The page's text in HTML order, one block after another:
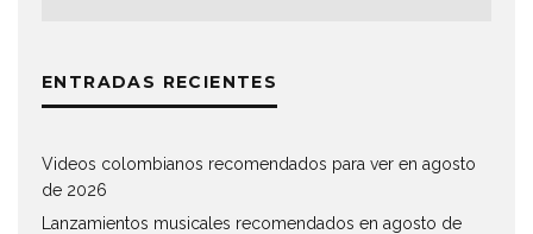
ENTRADAS RECIENTES
Videos colombianos recomendados para ver en agosto
de 2026
Lanzamientos musicales recomendados en agosto de